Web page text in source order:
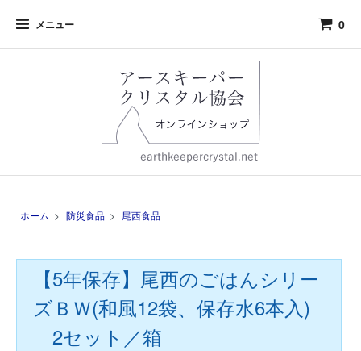
メニュー 0
ホーム > 防災食品 > 尾西食品
【5年保存】尾西のごはんシリー
ズＢＷ(和風12袋、保存水6本入)
2セット／箱